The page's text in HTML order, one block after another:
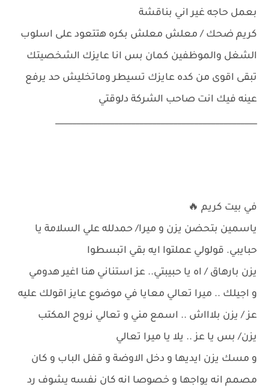
بعمل حاجه غير اني بناقشة
كريم ضحك / معلش معلش بكره هتتعود على اسلوب
الشغل والموظفين كمان بس انا عايزك الشخصيتك
تبقى اقوى من كده عايزك تسيطر وماتخليش حد يرفع
عينه فيك انت صاحب الشركة دلوقتي
________________________________________________
في بيت كريم 🔥
ياسمين بتحضن يزن و ميرا/ حمدلله علي السلامة يا
حبايبي. قولولي عملتوا ايه بقي اتبسطوا
يزن بارهاق / اه يا حبيبتي.. عز استناني هنا اغير هدومي
و اجيلك .. ميرا تعالي معايا في موضوع عايز اقولك عليه
عز / يزن بلاااش .. اسمع مني و تعالي نروح المكتب
يزن/ بس يا عز .. يلا يا ميرا تعالي
و مسك يزن ايديها و دخل الاوضة و قفل الباب و كان
مصمم انه يواجها و خصوصا انه كان نفسه يشوف رد